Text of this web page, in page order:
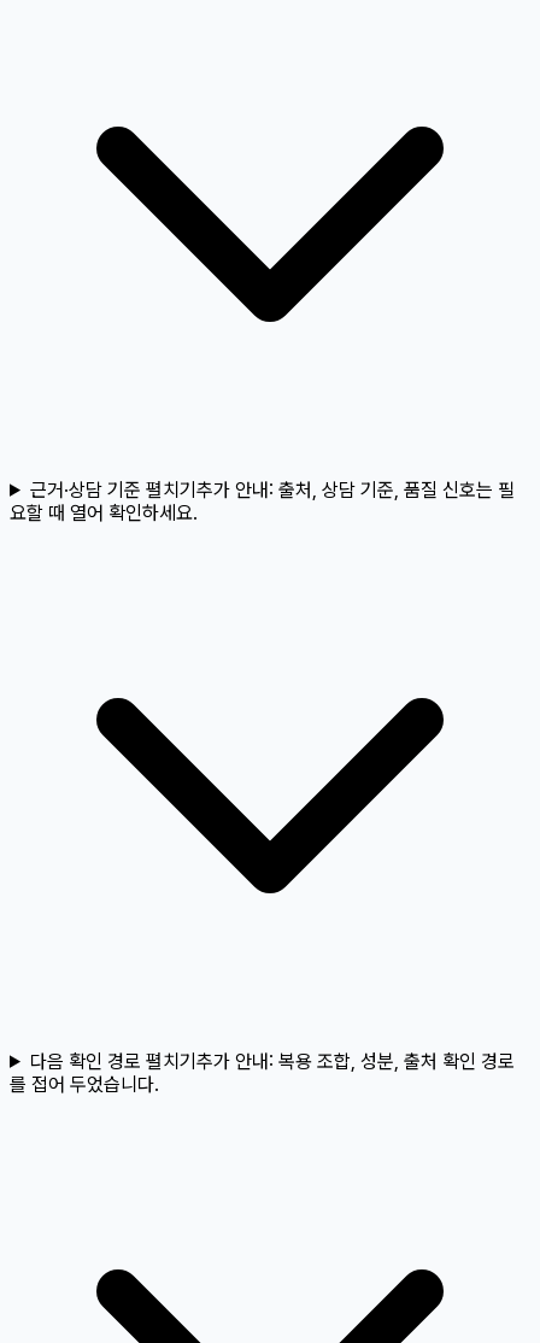
근거·상담 기준 펼치기추가 안내: 출처, 상담 기준, 품질 신호는 필
요할 때 열어 확인하세요.
다음 확인 경로 펼치기추가 안내: 복용 조합, 성분, 출처 확인 경로
를 접어 두었습니다.